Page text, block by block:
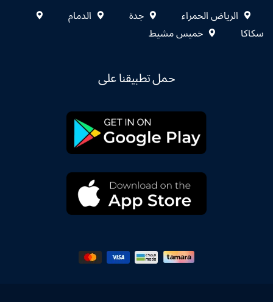
الرياض الحمراء جدة
الدمام
سكاكا
خميس مشيط
حمل تطبيقنا على